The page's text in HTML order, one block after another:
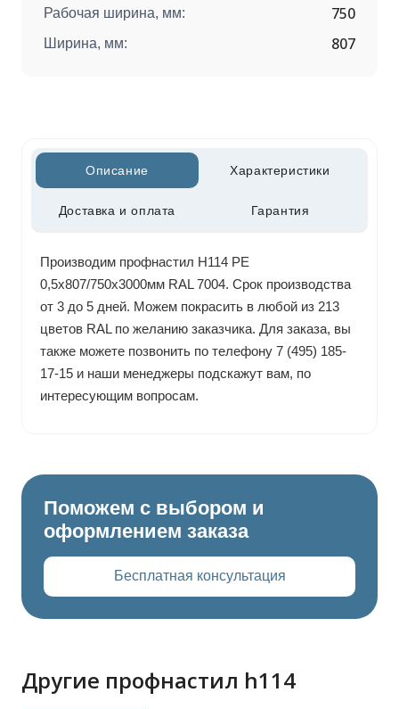
Рабочая ширина, мм: 750
Ширина, мм: 807
Описание Характеристики
Доставка и оплата Гарантия
Производим профнастил H114 РЕ
0,5х807/750х3000мм RAL 7004. Срок производства
от 3 до 5 дней. Можем покрасить в любой из 213
цветов RAL по желанию заказчика. Для заказа, вы
также можете позвонить по телефону 7 (495) 185-
17-15 и наши менеджеры подскажут вам, по
интересующим вопросам.
Поможем с выбором и
оформлением заказа
Бесплатная консультация
Другие профнастил h114